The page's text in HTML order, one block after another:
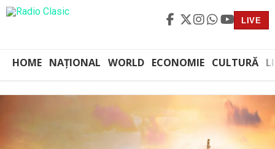
LIVE
HOME NAȚIONAL WORLD ECONOMIE CULTURĂ